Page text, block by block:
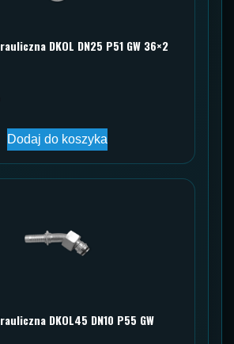
DKOL DN25 P51 GW 36×2
Dodaj do koszyka
DKOL45 DN10 P55 GW